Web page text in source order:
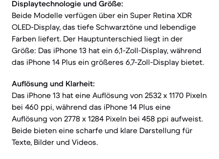
Displaytechnologie und Größe:
Beide Modelle verfügen über ein Super Retina XDR
OLED-Display, das tiefe Schwarztöne und lebendige
Farben liefert. Der Hauptunterschied liegt in der
Größe: Das iPhone 13 hat ein 6,1-Zoll-Display, während
das iPhone 14 Plus ein größeres 6,7-Zoll-Display bietet.
Auflösung und Klarheit:
Das iPhone 13 hat eine Auflösung von 2532 x 1170 Pixeln
bei 460 ppi, während das iPhone 14 Plus eine
Auflösung von 2778 x 1284 Pixeln bei 458 ppi aufweist.
Beide bieten eine scharfe und klare Darstellung für
Texte, Bilder und Videos.